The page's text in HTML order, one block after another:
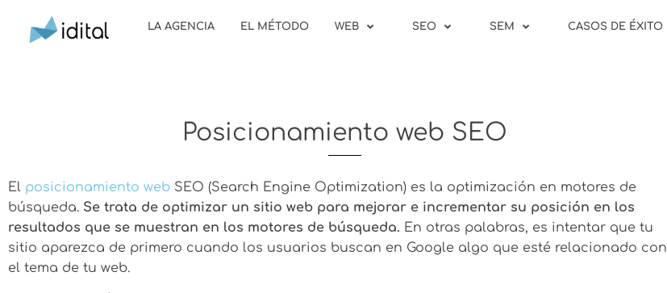
LA AGENCIA EL MÉTODO WEB SEO SEM CASOS DE ÉXITO
Posicionamiento web SEO
El posicionamiento web SEO (Search Engine Optimization) es la optimización en motores de
búsqueda. Se trata de optimizar un sitio web para mejorar e incrementar su posición en los
resultados que se muestran en los motores de búsqueda. En otras palabras, es intentar que tu
sitio aparezca de primero cuando los usuarios buscan en Google algo que esté relacionado con
el tema de tu web.